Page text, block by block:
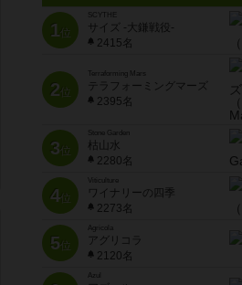
1位
SCYTHE
サイズ -大鎌戦役-
2415名
2位
Terraforming Mars
テラフォーミングマーズ
2395名
3位
Stone Garden
枯山水
2280名
4位
Viticulture
ワイナリーの四季
2273名
5位
Agricola
アグリコラ
2120名
Azul